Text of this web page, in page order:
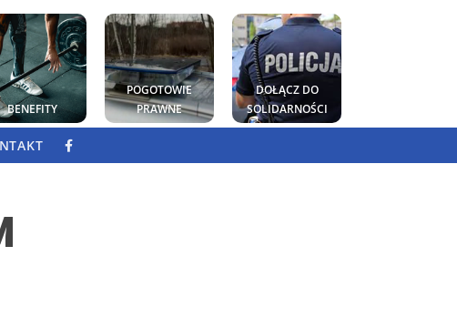
BENEFITY
POGOTOWIE
PRAWNE
DOŁĄCZ DO
SOLIDARNOŚCI